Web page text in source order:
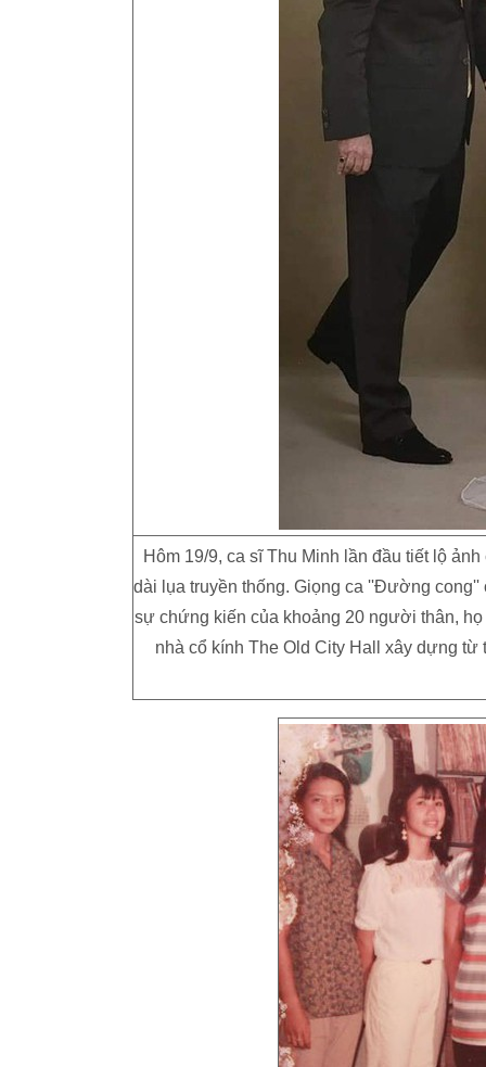
Hôm 19/9, ca sĩ Thu Minh lần đầu tiết lộ
dài lụa truyền thống. Giọng ca ''Đường
sự chứng kiến của khoảng 20 người thân,
nhà cổ kính The Old City Hall xây dựng từ